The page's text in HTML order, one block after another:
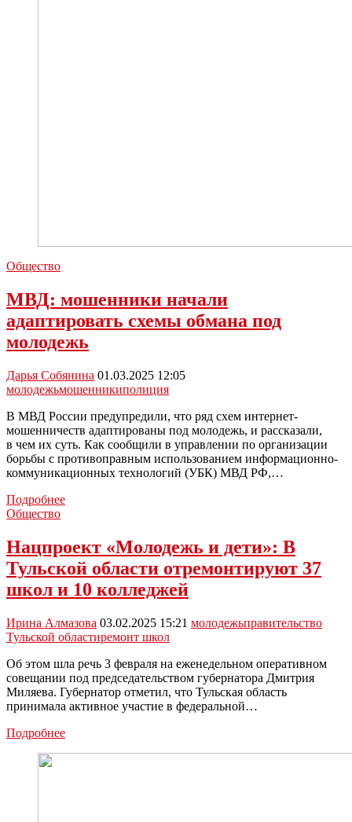
Общество
МВД: мошенники начали
адаптировать схемы обмана под
молодежь
Дарья Собянина 01.03.2025 12:05
молодежьмошенникиполиция
В МВД России предупредили, что ряд схем интернет-
мошенничеств адаптированы под молодежь, и рассказали,
в чем их суть. Как сообщили в управлении по организации
борьбы с противоправным использованием информационно-
коммуникационных технологий (УБК) МВД РФ,…
ПодробнееМВД:
адаптировать
схемы
обмана
под
молодежь
Общество
Нацпроект «Молодежь и дети»: В
Тульской области отремонтируют 37
школ и 10 колледжей
Ирина Алмазова 03.02.2025 15:21 молодежьправительство
Тульской областиремонт школ
Об этом шла речь 3 февраля на еженедельном оперативном
совещании под председательством губернатора Дмитрия
Миляева. Губернатор отметил, что Тульская область
принимала активное участие в федеральной…
ПодробнееНацпроект